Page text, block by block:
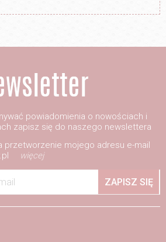
powiadomienia o nowościach i
zapisz się do naszego newslettera
przetworzenie mojego adresu e-mail
więcej
ZAPISZ SIĘ